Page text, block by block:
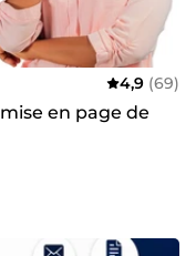
4,9 (69)
en page de